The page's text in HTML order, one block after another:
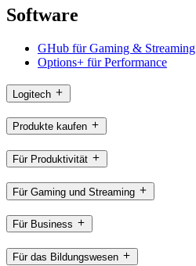
Software
GHub für Gaming & Streaming
Options+ für Performance
Logitech
Produkte kaufen
Für Produktivität
Für Gaming und Streaming
Für Business
Für das Bildungswesen